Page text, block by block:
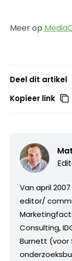
Meer op
Deel dit artikel
Kopieer link
Van april
editor/
Consulting,
Burnett (voor